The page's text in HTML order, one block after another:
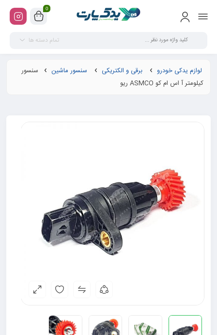
0
تمام دسته ها
لوازم یدکی خودرو برقی و الکتریکی سنسور ماشین
سنسور
کیلومتر آ اس ام کو ASMCO ریو